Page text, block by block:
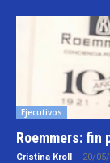
Ejecutivos
Roemmers: fin
Cristina Kroll - 20/